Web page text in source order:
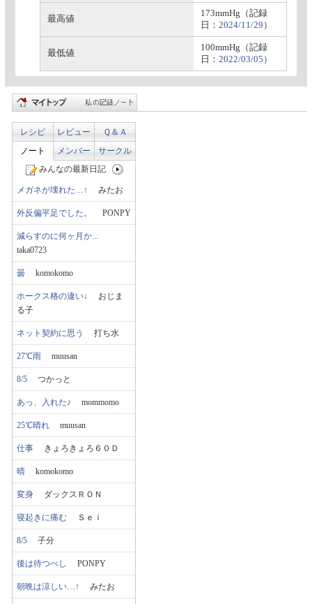
最高値
173mmHg（記録
日： 2024/11/29 ）
最低値
100mmHg（記録
日： 2022/03/05 ）
レシピ レビュー
Ｑ＆Ａ
ノート
メンバー
サークル
みんなの最新日記
メガネが壊れた…↑ みたお
外反偏平足でした。 PONPY
減らすのに何ヶ月か...
taka0723
曇 komokomo
ホークス格の違い↓ おじま
る子
ネット契約に思う 打ち水
27℃雨 muusan
8/5 つかっと
あっ、入れた♪ mommomo
25℃晴れ muusan
仕事 きょろきょろ６０Ｄ
晴 komokomo
変身 ダックスＲＯＮ
寝起きに痛む Ｓｅｉ
8/5 子分
後は待つべし PONPY
朝晩は涼しい…↑ みたお